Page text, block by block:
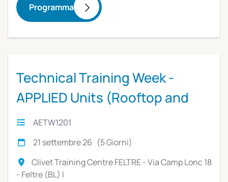
Programma
Technical Training Week -
APPLIED Units (Rooftop and
hydronic solutions)
AETW1201
21 settembre 26 (5 Giorni)
Clivet Training Centre FELTRE - Via Camp Lonc 18
- Feltre (BL) I